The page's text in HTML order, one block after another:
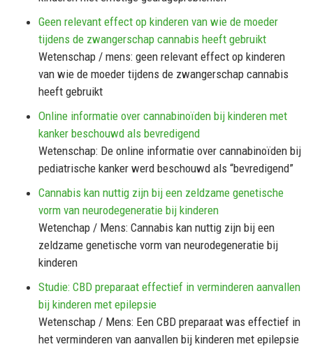
Geen relevant effect op kinderen van wie de moeder
tijdens de zwangerschap cannabis heeft gebruikt
Wetenschap / mens: geen relevant effect op kinderen
van wie de moeder tijdens de zwangerschap cannabis
heeft gebruikt
Online informatie over cannabinoïden bij kinderen met
kanker beschouwd als bevredigend
Wetenschap: De online informatie over cannabinoïden bij
pediatrische kanker werd beschouwd als “bevredigend”
Cannabis kan nuttig zijn bij een zeldzame genetische
vorm van neurodegeneratie bij kinderen
Wetenchap / Mens: Cannabis kan nuttig zijn bij een
zeldzame genetische vorm van neurodegeneratie bij
kinderen
Studie: CBD preparaat effectief in verminderen aanvallen
bij kinderen met epilepsie
Wetenschap / Mens: Een CBD preparaat was effectief in
het verminderen van aanvallen bij kinderen met epilepsie